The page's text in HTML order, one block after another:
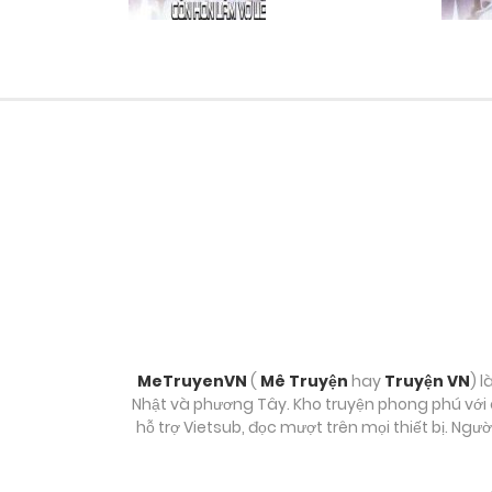
Chương 172
Chương 171
MeTruyenVN ( Mê Truyện hay Truyện VN)
Nhật và phương Tây. Kho truyện phong phú
hỗ trợ Vietsub, đọc mượt trên mọi thiết bị.